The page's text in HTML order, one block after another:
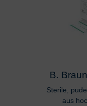
B.
Sterile,
aus